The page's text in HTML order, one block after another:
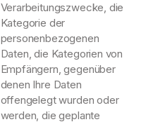
Verarbeitungszwecke, die
Kategorie der
personenbezogenen
Daten, die Kategorien von
Empfängern, gegenüber
denen Ihre Daten
offengelegt wurden oder
werden, die geplante